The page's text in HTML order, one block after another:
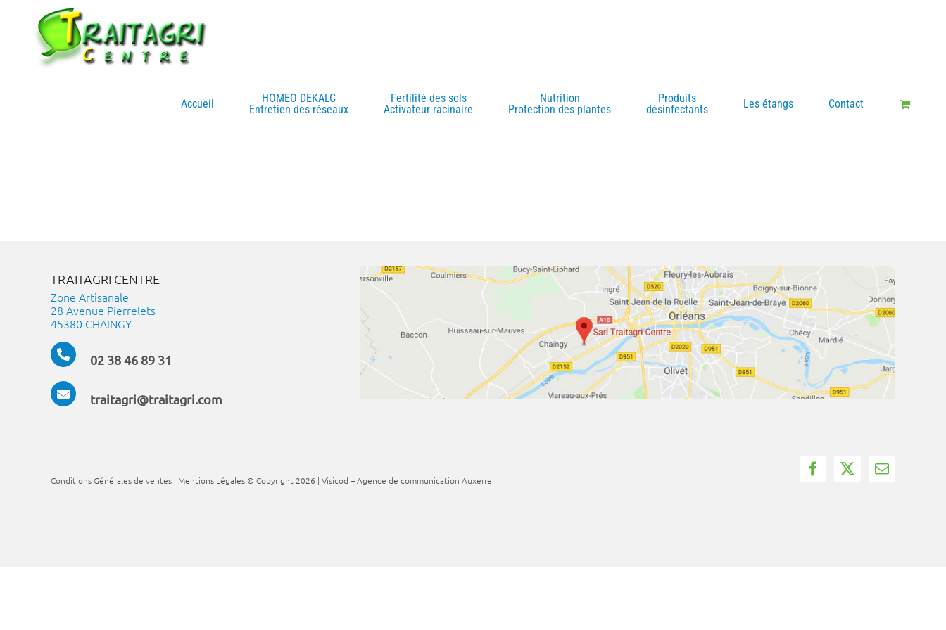
contenu
Accueil
HOMEO DEKALC
Entretien des réseaux
Fertilité des sols
Activateur racinaire
Nutrition
Protection des plantes
Produits
désinfectants
Les étangs Contact
TRAITAGRI CENTRE
Zone Artisanale
28 Avenue Pierrelets
45380 CHAINGY
02 38 46 89 31
traitagri@traitagri.com
Conditions Générales de ventes| Mentions Légales© Copyright 2026 | Visicod –Agence de communication Auxerre